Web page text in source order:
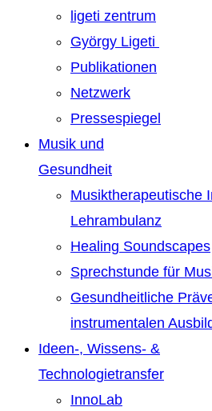
ligeti zentrum
György Ligeti
Publikationen
Netzwerk
Pressespiegel
Musik und
Gesundheit
Musiktherapeutische
Lehrambulanz
Healing Soundscapes
Sprechstunde für
Gesundheitliche
instrumentalen
Ideen-, Wissens- &
Technologietransfer
InnoLab